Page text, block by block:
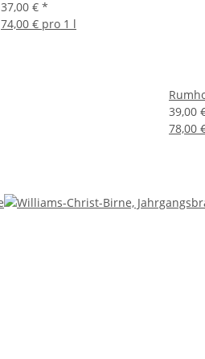
37,00 € *
74,00 € pro 1 l
39,00
78,00